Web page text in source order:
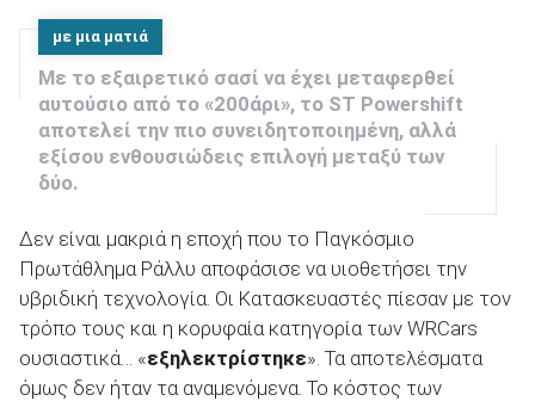
με μια ματιά
Με το εξαιρετικό σασί να έχει μεταφερθεί
αυτούσιο από το «200άρι», το ST Powershift
αποτελεί την πιο συνειδητοποιημένη, αλλά
εξίσου ενθουσιώδεις επιλογή μεταξύ των
δύο.
Δεν είναι μακριά η εποχή που το Παγκόσμιο
Πρωτάθλημα Ράλλυ αποφάσισε να υιοθετήσει την
υβριδική τεχνολογία. Οι Κατασκευαστές πίεσαν με τον
τρόπο τους και η κορυφαία κατηγορία των WRCars
ουσιαστικά… «εξηλεκτρίστηκε». Τα αποτελέσματα
όμως δεν ήταν τα αναμενόμενα. Το κόστος των